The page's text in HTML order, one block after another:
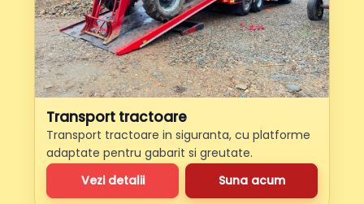
Transport tractoare
Transport tractoare in siguranta, cu platforme
adaptate pentru gabarit si greutate.
Vezi detalii
Suna acum